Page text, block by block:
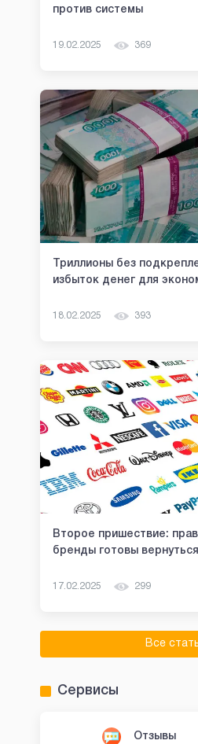
против системы
19.02.2025 369
Триллионы без
избыток денег для
18.02.2025 393
Второе пришествие:
бренды готовы
17.02.2025 299
Все
Сервисы
Отзывы